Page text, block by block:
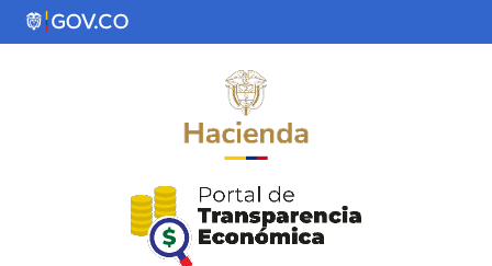
Saltar al contenido principal